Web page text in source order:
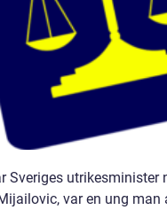
Sveriges
var en ung man